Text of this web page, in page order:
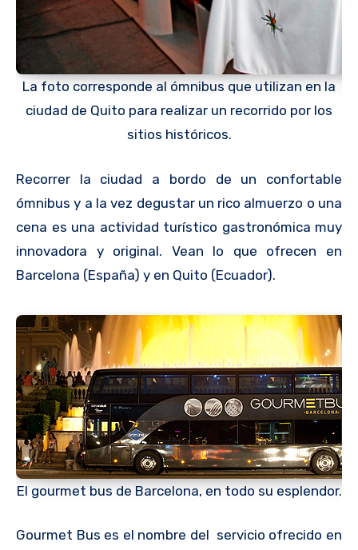
La foto corresponde al ómnibus que utilizan en la
ciudad de Quito para realizar un recorrido por los
sitios históricos.
Recorrer la ciudad a bordo de un confortable
ómnibus y a la vez degustar un rico almuerzo o una
cena es una actividad turístico gastronómica muy
innovadora y original. Vean lo que ofrecen en
Barcelona (España) y en Quito (Ecuador).
El gourmet bus de Barcelona, en todo su esplendor.
Gourmet Bus es el nombre del servicio ofrecido en